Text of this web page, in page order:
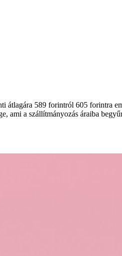
átlagára 589 forintról 605 forintra
ami a szállítmányozás áraiba